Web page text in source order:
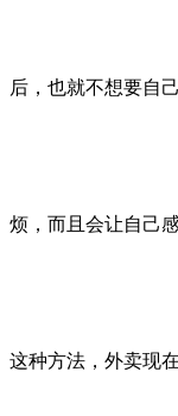
后，也就不想要自
烦，而且会让自己
这种方法，外卖现